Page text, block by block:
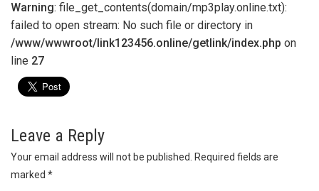
Warning: file_get_contents(domain/mp3play.online.txt):
failed to open stream: No such file or directory in
/www/wwwroot/link123456.online/getlink/index.php on
line 27
Leave a Reply
Your email address will not be published. Required fields are
marked *